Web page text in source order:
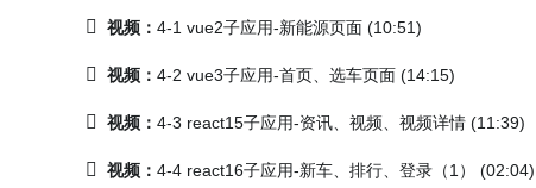
视频： 4-1 vue2子应用-新能源页面 (10:51)
视频： 4-2 vue3子应用-首页、选车页面 (14:15)
视频： 4-3 react15子应用-资讯、视频、视频详情 (11:39)
视频： 4-4 react16子应用-新车、排行、登录（1） (02:04)